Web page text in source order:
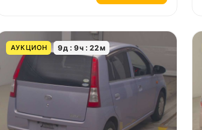
АУКЦИОН 9д 9ч 22м